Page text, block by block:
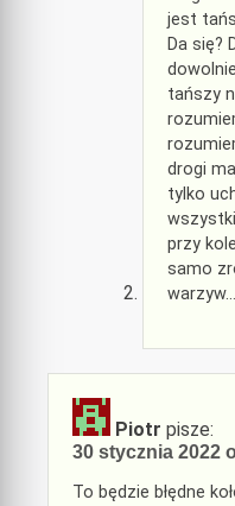
jest
Da się?
tańszy
drogi
tylko
przy
samo
warzyw…
Piotr pisze:
30 stycznia 2022
To będzie błędne